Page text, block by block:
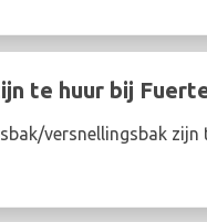
te huur bij
versnellingsbak